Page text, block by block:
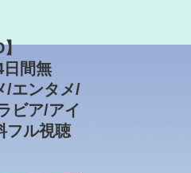
】
日間無
/エンタメ/
ビア/アイ
フル視聴